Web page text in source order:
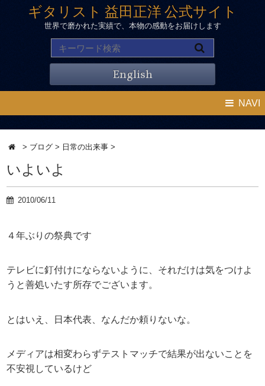
ギタリスト 益田正洋 公式サイト
世界で磨かれた実績で、本物の感動をお届けします
English
NAVI
> ブログ > 日常の出来事 >
いよいよ
2010/06/11
４年ぶりの祭典です
テレビに釘付けにならないように、それだけは気をつけよ
うと善処いたす所存でございます。
とはいえ、日本代表、なんだか頼りないな。
メディアは相変わらずテストマッチで結果が出ないことを
不安視しているけど